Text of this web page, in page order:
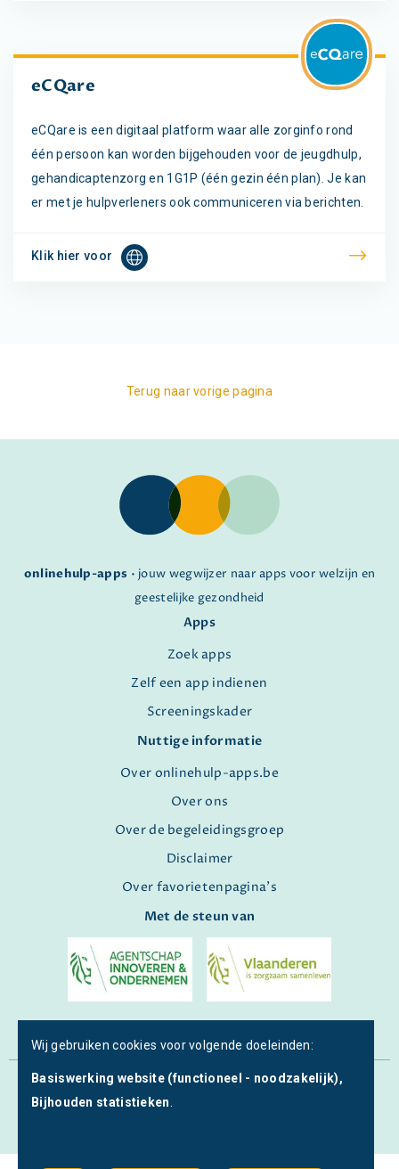
eCQare
eCQare is een digitaal platform waar alle zorginfo rond
één persoon kan worden bijgehouden voor de jeugdhulp,
gehandicaptenzorg en 1G1P (één gezin één plan). Je kan
er met je hulpverleners ook communiceren via berichten.
Klik hier voor
Terug naar vorige pagina
onlinehulp-apps • jouw wegwijzer naar apps voor welzijn en
geestelijke gezondheid
Apps
Zoek apps
Zelf een app indienen
Screeningskader
Nuttige informatie
Over onlinehulp-apps.be
Over ons
Over de begeleidingsgroep
Disclaimer
Over favorietenpagina's
Met de steun van
© Copyright 2026 | Onlinehulp-apps • Alle rechten
voorbehouden •Privacy•Webdesign door Zenjoy in Leuven
Wij gebruiken cookies voor volgende doeleinden:
Basiswerking website (functioneel - noodzakelijk),
Bijhouden statistieken